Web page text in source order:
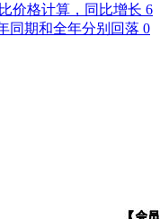
价格计算，同比增长 6
同期和全年分别回落 0